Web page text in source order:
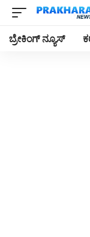
ಬ್ರೇಕಿಂಗ್ ನ್ಯೂಸ್